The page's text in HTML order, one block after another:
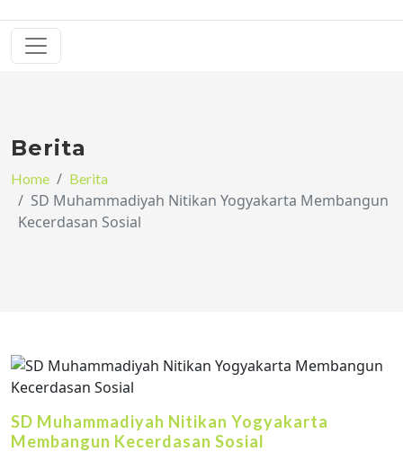
Berita
Home Berita
SD Muhammadiyah Nitikan Yogyakarta Membangun
Kecerdasan Sosial
SD Muhammadiyah Nitikan Yogyakarta
Membangun Kecerdasan Sosial